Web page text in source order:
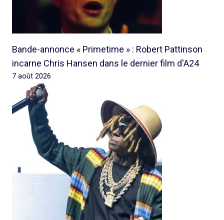
Bande-annonce « Primetime » : Robert Pattinson
incarne Chris Hansen dans le dernier film d'A24
7 août 2026